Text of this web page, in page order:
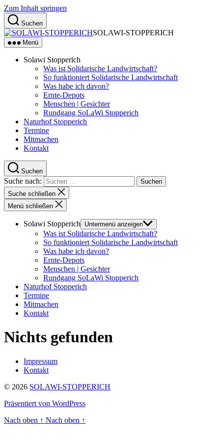
Zum Inhalt springen
Suchen
SOLAWI-STOPPERICH
Menü
Solawi Stopperich
Was ist Solidarische Landwirtschaft?
So funktioniert Solidarische Landwirtschaft
Was habe ich davon?
Ernte-Depots
Menschen | Gesichter
Rundgang SoLaWi Stopperich
Naturhof Stopperich
Termine
Mitmachen
Kontakt
Suchen
Suche nach:
Suche schließen
Menü schließen
Solawi Stopperich Untermenü anzeigen
Was ist Solidarische Landwirtschaft?
So funktioniert Solidarische Landwirtschaft
Was habe ich davon?
Ernte-Depots
Menschen | Gesichter
Rundgang SoLaWi Stopperich
Naturhof Stopperich
Termine
Mitmachen
Kontakt
Nichts gefunden
Impressum
Kontakt
© 2026 SOLAWI-STOPPERICH
Präsentiert von WordPress
Nach oben ↑ Nach oben ↑